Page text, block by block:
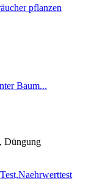
pflanzen
Baum...
Düngung